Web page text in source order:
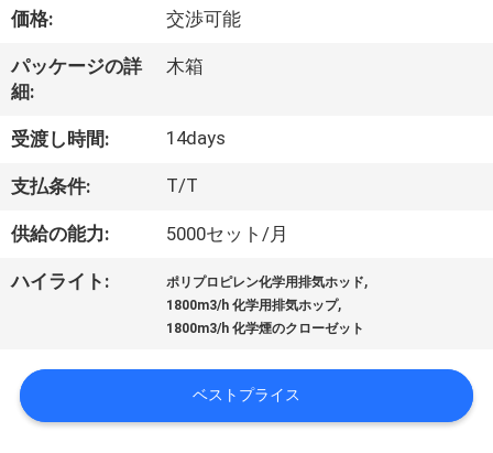
わ
た
ち
に
い
て
価格: 交渉可能
パッケージの詳
細:
木箱
受渡し時間: 14days
支払条件: T/T
供給の能力: 5000セット/月
ハイライト: ポリプロピレン化学用排気ホッド,
1800m3/h 化学用排気ホップ,
1800m3/h 化学煙のクローゼット
ベストプライス